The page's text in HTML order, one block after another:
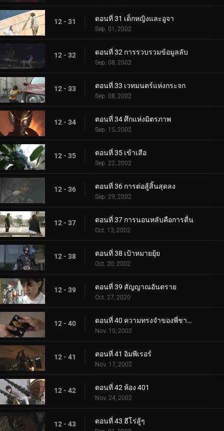
12 - 31 ตอนที่ 31 เด็กหญิงและอูจา
Sep. 01, 2002
12 - 32 ตอนที่ 32 การรวบรวมข้อมูลลับ
Sep. 08, 2002
12 - 33 ตอนที่ 33 เวทมนตร์แห่งกระจก
Sep. 08, 2002
12 - 34 ตอนที่ 34 ศึกแห่งมิตรภาพ
Sep. 15, 2002
12 - 35 ตอนที่ 35 เข้าเสือ
Sep. 22, 2002
12 - 36 ตอนที่ 36 การต่อสู้สิ้นสุดลง
Sep. 29, 2002
12 - 37 ตอนที่ 37 การนอนหลับคือการตื่น
Oct. 13, 2002
12 - 38 ตอนที่ 38 เป้าหมายยุ้ย
Oct. 20, 2002
12 - 39 ตอนที่ 39 สัญญาณอันตราย
Oct. 27, 2020
12 - 40 ตอนที่ 40 ความทรงจำของพี่ชายและน้องสาว
Nov. 10, 2002
12 - 41 ตอนที่ 41 อิมพีเรอร์
Nov. 17, 2002
12 - 42 ตอนที่ 42 ห้อง 401
Nov. 24, 2002
12 - 43 ตอนที่ 43 ฮีโร่สู้ๆ